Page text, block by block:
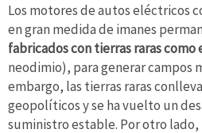
Los motores de autos eléctricos
en gran medida de imanes
fabricados con tierras raras como
neodimio), para generar campos
embargo, las tierras raras
geopolíticos y se ha vuelto un
suministro estable. Por otro lado,